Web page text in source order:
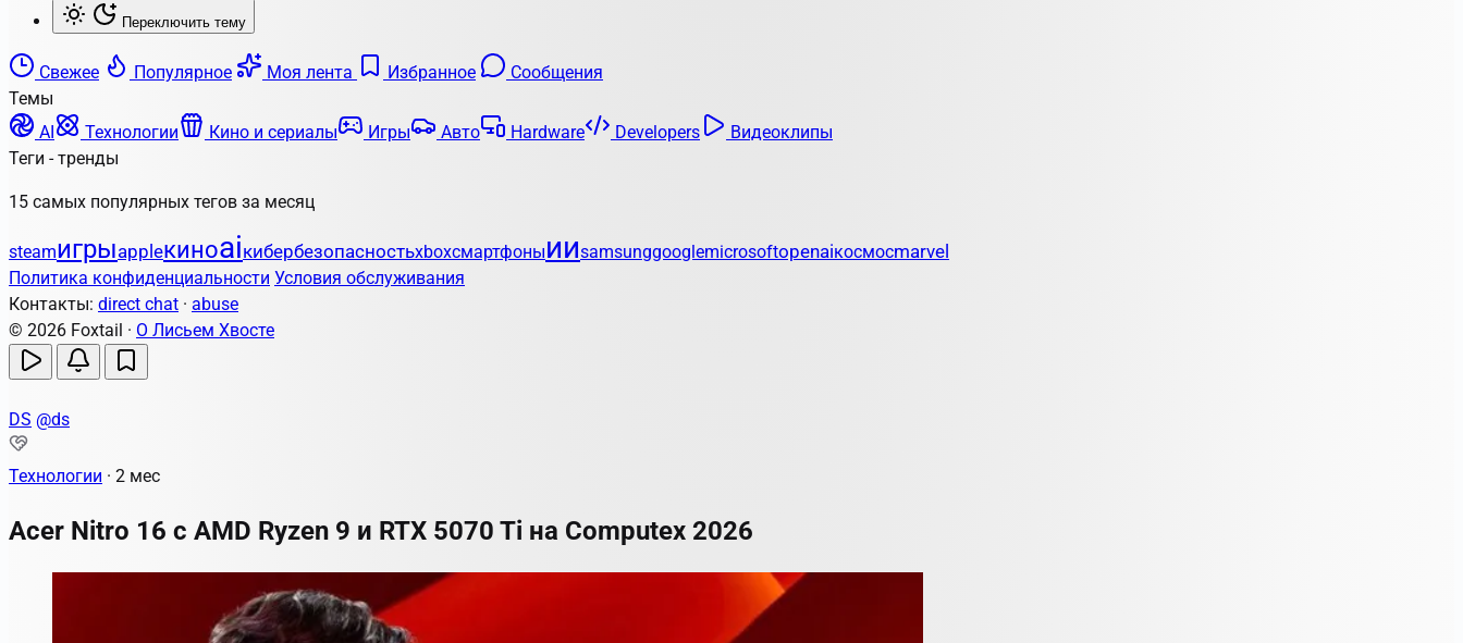
Переключить тему
Свежее Популярное Моя лента Избранное
Сообщения
Темы
AI
Технологии Кино и сериалы Игры Авто Hardware Developers
Видеоклипы
Теги - тренды
15 самых популярных тегов за месяц
steamигрыappleкиноaiкибербезопасностьxboxсмартфоныииsamsunggooglemicrosoftopenaiкосмосmarvel
Политика конфиденциальности Условия обслуживания
Контакты: direct chat · abuse
© 2026 Foxtail · О Лисьем Хвосте
DS @ds
Технологии · 2 мес
Acer Nitro 16 с AMD Ryzen 9 и RTX 5070 Ti на Computex 2026